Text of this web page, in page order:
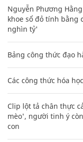
Nguyễn Phương
khoe sổ đỏ tính bằng
nghìn tỷ'
Bảng công thức đạo
Các công thức hóa
Clip lột tả chân thực
mèo', người tinh ý
con